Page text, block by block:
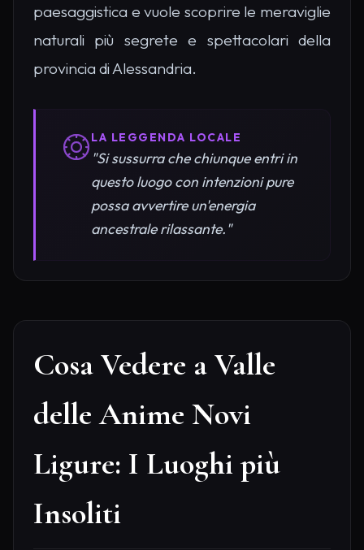
paesaggistica e vuole scoprire le meraviglie
naturali più segrete e spettacolari della
provincia di Alessandria.
LA LEGGENDA LOCALE
"Si sussurra che chiunque entri in
questo luogo con intenzioni pure
possa avvertire un'energia
ancestrale rilassante."
Cosa Vedere a Valle
delle Anime Novi
Ligure: I Luoghi più
Insoliti